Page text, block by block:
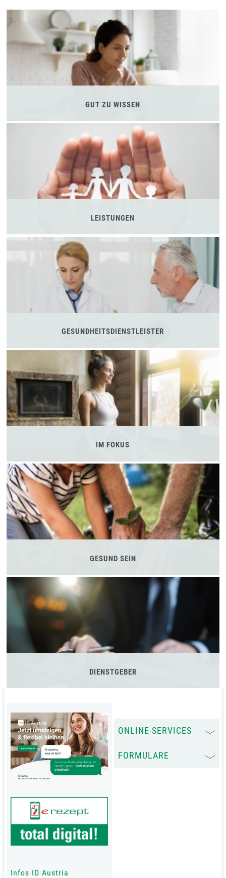
GUT ZU WISSEN
LEISTUNGEN
GESUNDHEITSDIENSTLEISTER
IM FOKUS
GESUND SEIN
DIENSTGEBER
Infos ID Austria
ONLINE-SERVICES
FORMULARE